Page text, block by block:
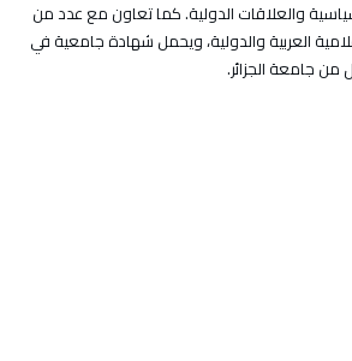
والعلاقات الدولية. كما تعاون مع عدد من
العربية والدولية، ويحمل شهادة جامعية في
من جامعة الجزائر.